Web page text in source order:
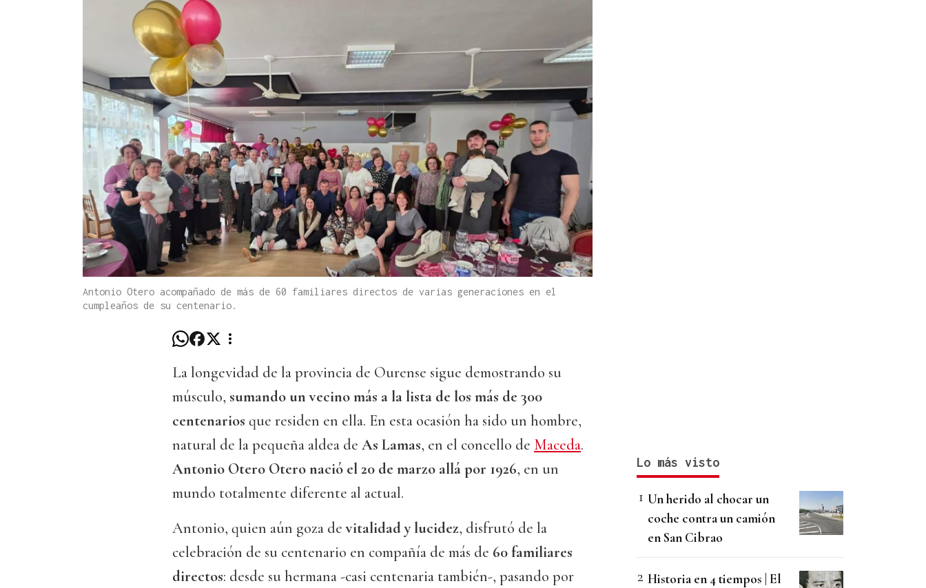
Antonio Otero acompañado de más de 60 familiares directos de varias generaciones en el
cumpleaños de su centenario.
La longevidad de la provincia de Ourense sigue demostrando su
músculo, sumando un vecino más a la lista de los más de 300
centenarios que residen en ella. En esta ocasión ha sido un hombre,
natural de la pequeña aldea de As Lamas, en el concello de Maceda.
Antonio Otero Otero nació el 20 de marzo allá por 1926, en un
mundo totalmente diferente al actual.
Antonio, quien aún goza devitalidad y lucidez, disfrutó de la
celebración de su centenario en compañía de más de 60 familiares
directos: desde su hermana -casi centenaria también-, pasando por
Lo más visto
Un herido al chocar un
coche contra un camión
en San Cibrao
Historia en 4 tiempos | El